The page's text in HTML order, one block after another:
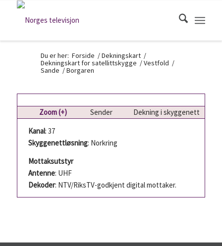
Du er her: Forside /Dekningskart /
Dekningskart for satellittskygge /Vestfold /
Sande /Borgaren
Zoom (+) Sender
Dekning i skyggenett
Kanal: 37
Skyggenettløsning: Norkring
Mottaksutstyr
Antenne: UHF
Dekoder: NTV/RiksTV-godkjent digital mottaker.